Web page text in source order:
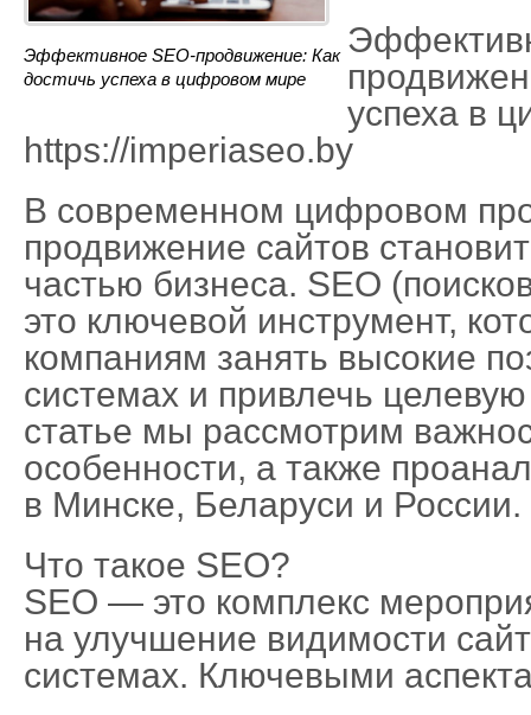
Эффективное SEO-продвижение: Как
достичь успеха в цифровом мире
успеха в
https://imperiaseo.by
В современном цифровом
продвижение сайтов
частью бизнеса. SEO
это ключевой инструмент,
компаниям занять высокие
системах и привлечь
статье мы рассмотрим
особенности, а также
в Минске, Беларуси и России.
Что такое SEO?
SEO — это комплекс
на улучшение видимости
системах. Ключевыми